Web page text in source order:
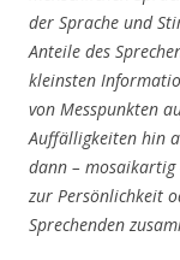
der Sprache und
Anteile des
kleinsten
von Messpunkten
Auffälligkeiten hin
dann – mosaikartig
zur Persönlichkeit
Sprechenden